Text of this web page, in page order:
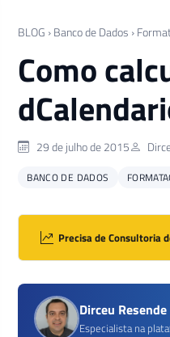
BLOG › Banco de Dados ›
Como
29 de julho de 2015
BANCO DE DADOS
Precisa de Consultoria
Dirceu Resende
Especialista na